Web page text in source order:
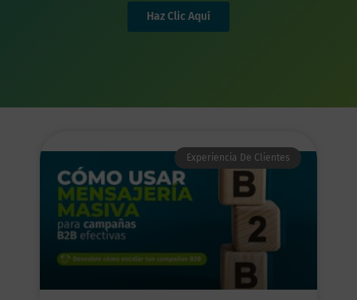
Haz Clic Aquí
Experiencia De Clientes